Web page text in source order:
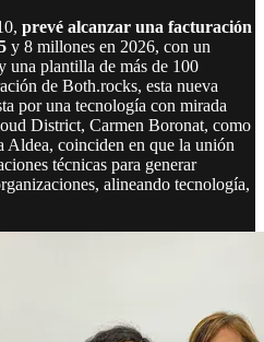
prevé alcanzar una facturación
y 8 millones en 2026, con un
una plantilla de más de 100
de Both.rocks, esta nueva
por una tecnología con mirada
District, Carmen Boronat, como
Aldea, coinciden en que la unión
técnicas para generar
alineando tecnología,